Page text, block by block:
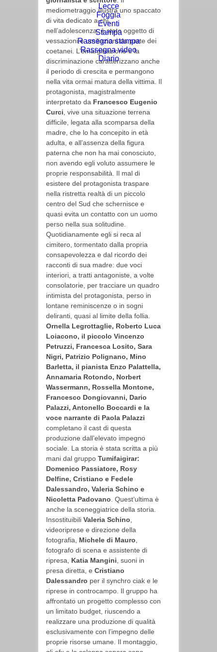
Lecce
Foggia
Eventi
Stampa
Rassegna stampa
Rassegna video
Diario
mediometraggio illustra uno spaccato
di vita dedicato a chi,
nell’adolescenza, è stato oggetto di
vessazioni e umiliazioni da parte dei
coetanei. L’emarginazione e la
discriminazione caratterizzano anche
il periodo di crescita e permangono
nella vita ormai matura della vittima. Il
protagonista, magistralmente
interpretato da Francesco Eugenio
Curci , vive una situazione terrena
difficile, legata alla scomparsa della
madre, che lo ha concepito in età
adulta, e all’assenza della figura
paterna che non ha mai conosciuto,
non avendo egli voluto assumere le
proprie responsabilità. Il mal di
esistere del protagonista traspare
nella ristretta realtà di un piccolo
centro del Sud che schernisce e
quasi evita un contatto con un uomo
perso nella sua solitudine.
Quotidianamente egli si reca al
cimitero, tormentato dalla propria
consapevolezza e dal ricordo dei
racconti di sua madre: due voci
interiori, a tratti antagoniste, a volte
consolatorie, per tracciare un quadro
intimista del protagonista, perso in
lontane reminiscenze o in sogni
deliranti, quasi al limite della follia.
Ornella Legrottaglie, Roberto Luca
Loiacono, il piccolo Vincenzo
Petruzzi, Francesca Losito, Sara
Nigri, Patrizio Polignano, Mino
Barletta, il pianista Enzo Palattella,
Annamaria Rotondo, Norbert
Wassermann, Rossella Montone,
Francesco Dongiovanni, Dario
Palazzi, Antonello Boccardi e la
voce narrante di Paola Palazzi
completano il cast di questa
produzione dall’elevato impegno
sociale. La storia è stata scritta a più
mani dal gruppo Tumifaigirar:
Domenico Passiatore, Rosy
Delfine, Cristiano e Fedele
Dalessandro, Valeria Schino e
Nicoletta Padovano . Quest’ultima è
anche la sceneggiatrice della storia.
Insostituibili Valeria Schino
videoriprese e direzione della
fotografia, Michele di Mauro
fotografo di scena e assistente di
ripresa, Katia Mangini , suoni in
presa diretta, e Cristiano
Dalessandro per il synchro ciak e le
riprese in controcampo. Il gruppo ha
affrontato un progetto complesso con
un limitato budget, riuscendo a
realizzare una produzione di qualità
esclusivamente con l’impegno delle
proprie risorse umane. Il montaggio,